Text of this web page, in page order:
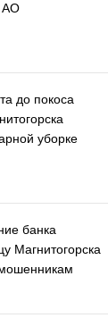
АО
до покоса
уборке
банка
Магнитогорска